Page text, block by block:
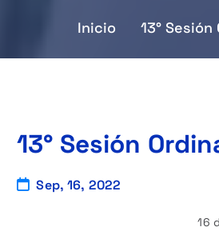
Inicio 13°
13° Sesión
Sep, 16, 2022
16